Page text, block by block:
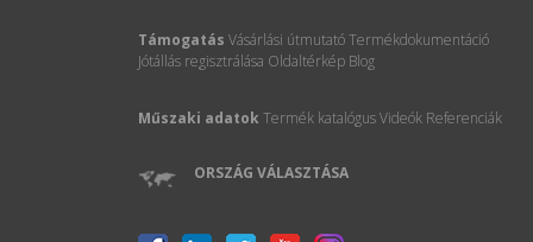
Támogatás Vásárlási útmutatóTermékdokumentáció
Jótállás regisztrálása Oldaltérkép Blog
Műszaki adatok Termék katalógusVideók Referenciák
ORSZÁG VÁLASZTÁSA